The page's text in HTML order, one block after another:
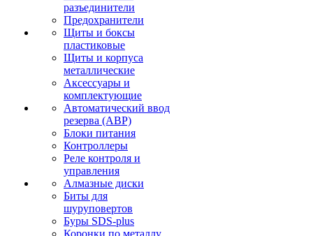
разъединители
Предохранители
Щиты и боксы
пластиковые
Щиты и корпуса
металлические
Аксессуары и
комплектующие
Автоматический ввод
резерва (АВР)
Блоки питания
Контроллеры
Реле контроля и
управления
Алмазные диски
Биты для
шуруповертов
Буры SDS-plus
Коронки по металлу